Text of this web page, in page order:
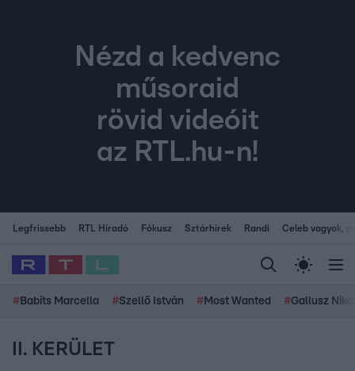
Nézd a kedvenc
műsoraid
rövid videóit
az RTL.hu-n!
Legfrissebb RTL Híradó Fókusz Sztárhírek Randi Celeb vagyok,
# Babits Marcella #Szellő István # Most Wanted #Gallusz
II. KERÜLET